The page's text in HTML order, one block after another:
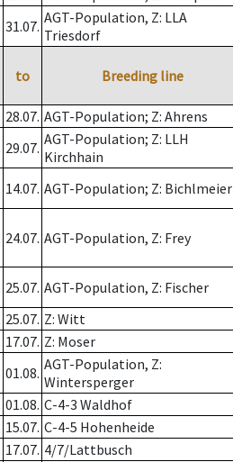
31.07. AGT-Population, Z: LLA
Triesdorf
to Breeding line
28.07. AGT-Population; Z: Ahrens
29.07. AGT-Population; Z: LLH
Kirchhain
14.07. AGT-Population; Z: Bichlmeier
24.07. AGT-Population, Z: Frey
25.07. AGT-Population, Z: Fischer
25.07. Z: Witt
17.07. Z: Moser
01.08. AGT-Population, Z:
Wintersperger
01.08. C-4-3 Waldhof
15.07. C-4-5 Hohenheide
17.07. 4/7/Lattbusch